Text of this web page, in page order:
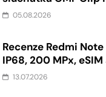
05.08.2026
Recenze Redmi Note
IP68, 200 MPx,
13.07.2026